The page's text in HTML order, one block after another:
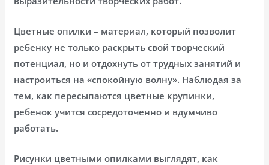
Цветные опилки – материал, который позволит
ребенку не только раскрыть свой творческий
потенциал, но и отдохнуть от трудных занятий и
настроиться на «спокойную волну». Наблюдая за
тем, как пересыпаются цветные крупинки,
ребенок учится сосредоточенно и вдумчиво
работать.
Рисунки цветными опилками выглядят, как